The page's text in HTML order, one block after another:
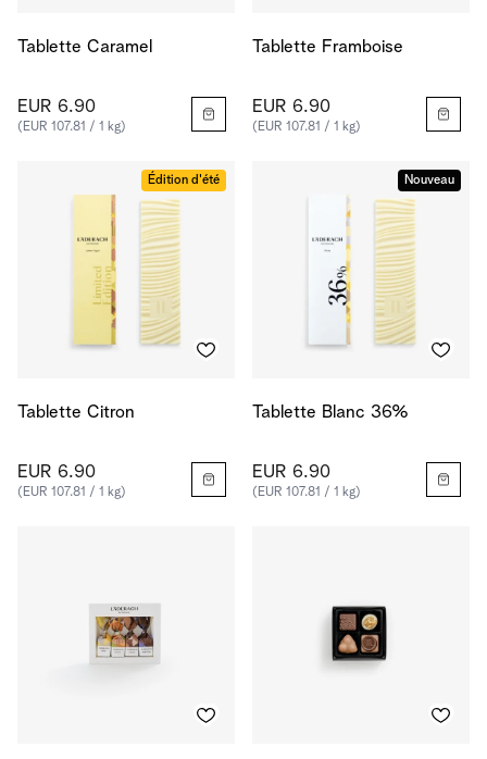
Tablette Caramel
EUR 6.90
(EUR 107.81 / 1 kg)
Tablette Framboise
EUR 6.90
(EUR 107.81 / 1 kg)
Édition d'été
Tablette Citron
EUR 6.90
(EUR 107.81 / 1 kg)
Nouveau
Tablette Blanc 36%
EUR 6.90
(EUR 107.81 / 1 kg)